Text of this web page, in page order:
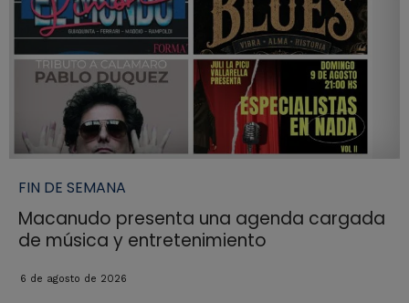
FIN DE SEMANA
Macanudo presenta una agenda cargada
de música y entretenimiento
6 de agosto de 2026